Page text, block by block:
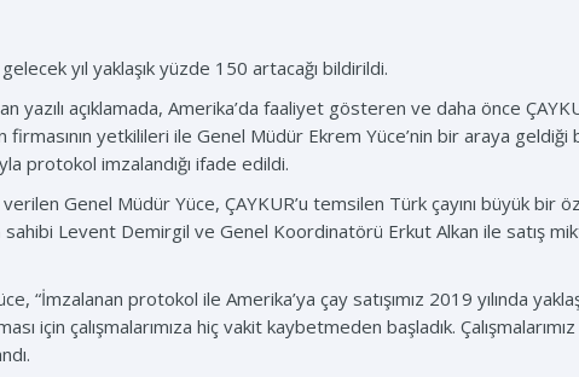
gelecek yıl yaklaşık yüzde 150 artacağı bildirildi.
yazılı açıklamada, Amerika’da faaliyet gösteren ve daha önce
yetkilileri ile Genel Müdür Ekrem Yüce’nin bir araya geldiği
protokol imzalandığı ifade edildi.
Genel Müdür Yüce, ÇAYKUR’u temsilen Türk çayını büyük bir
Levent Demirgil ve Genel Koordinatörü Erkut Alkan ile satış
“İmzalanan protokol ile Amerika’ya çay satışımız 2019 yılında
için çalışmalarımıza hiç vakit kaybetmeden başladık.